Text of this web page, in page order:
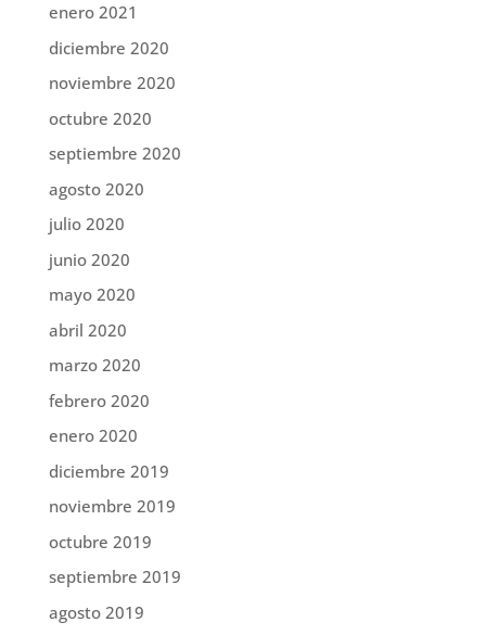
enero 2021
diciembre 2020
noviembre 2020
octubre 2020
septiembre 2020
agosto 2020
julio 2020
junio 2020
mayo 2020
abril 2020
marzo 2020
febrero 2020
enero 2020
diciembre 2019
noviembre 2019
octubre 2019
septiembre 2019
agosto 2019